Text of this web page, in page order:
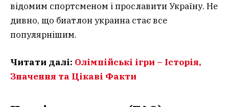
відомим спортсменом і прославити Україну. Не
дивно, що биатлон украина стає все
популярнішим.
Читати далі: Олімпійські ігри – Історія,
Значення та Цікаві Факти